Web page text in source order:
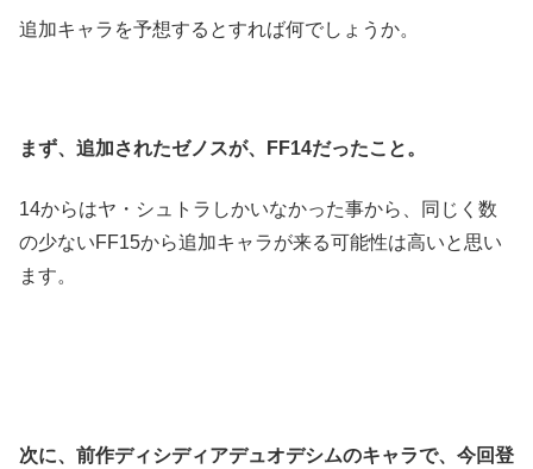
追加キャラを予想するとすれば何でしょうか。
まず、追加されたゼノスが、FF14だったこと。
14からはヤ・シュトラしかいなかった事から、同じく数
の少ないFF15から追加キャラが来る可能性は高いと思い
ます。
次に、前作ディシディアデュオデシムのキャラで、今回登